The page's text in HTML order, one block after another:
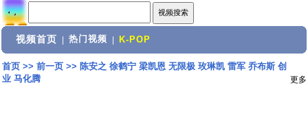
视频首页 热门视频 K-POP
首页>> 前一页>> 陈安之 徐鹤宁 梁凯恩 无限极 玫琳凯 雷军 乔布斯 创
业 马化腾
更多